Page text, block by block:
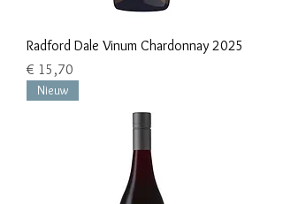
Radford Dale Vinum Chardonnay 2025
Prijs
€ 15,70
Nieuw